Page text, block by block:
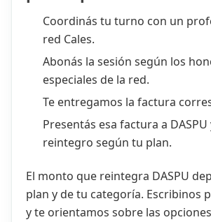
Coordinás tu turno con un
red Cales.
Abonás la sesión según los
especiales de la red.
Te entregamos la factura
Presentás esa factura a
reintegro según tu plan.
El monto que reintegra DASPU
plan y de tu categoría. Escribinos
y te orientamos sobre las